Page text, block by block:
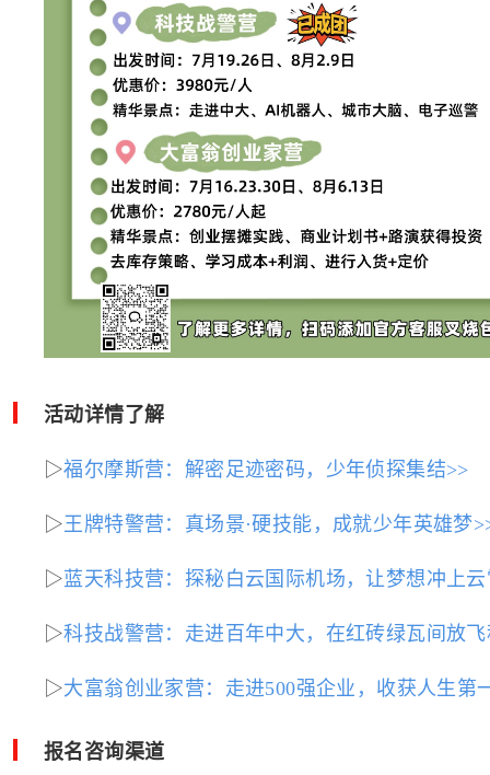
活动详情了解
▷福尔摩斯营：解密足迹密码，少年侦探集结>>
▷王牌特警营：真场景·硬技能，成就少年英雄梦
▷蓝天科技营：探秘白云国际机场，让梦想冲上
▷科技战警营：走进百年中大，在红砖绿瓦间放
▷大富翁创业家营：走进500强企业，收获人生第
报名咨询渠道